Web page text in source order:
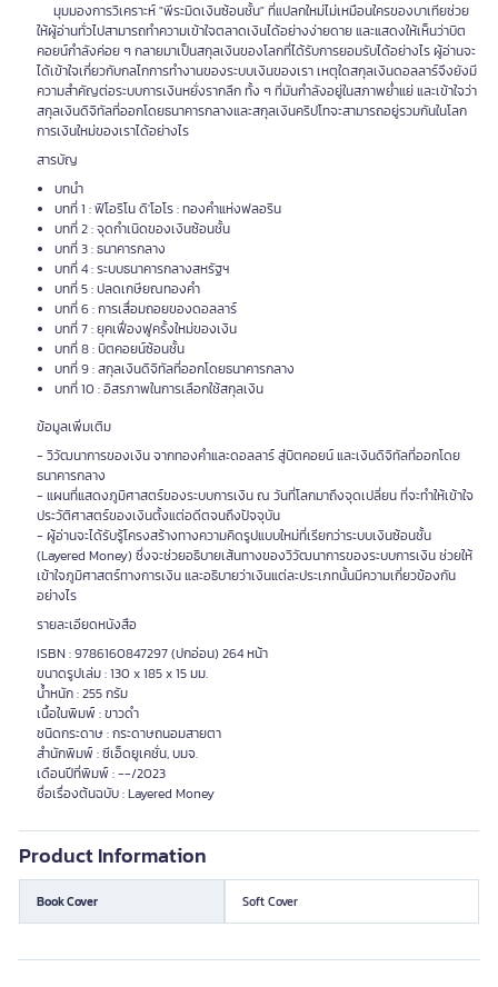
มุมมองการวิเคราะห์ "พีระมิดเงินซ้อนชั้น" ที่แปลกใหม่ไม่เหมือนใครของบาเทียช่วย
ให้ผู้อ่านทั่วไปสามารถทำความเข้าใจตลาดเงินได้อย่างง่ายดาย และแสดงให้เห็นว่าบิต
คอยน์กำลังค่อย ๆ กลายมาเป็นสกุลเงินของโลกที่ได้รับการยอมรับได้อย่างไร ผู้อ่านจะ
ได้เข้าใจเกี่ยวกับกลไกการทำงานของระบบเงินของเรา เหตุใดสกุลเงินดอลลาร์จึงยังมี
ความสำคัญต่อระบบการเงินหยั่งรากลึก ทั้ง ๆ ที่มันกำลังอยู่ในสภาพย่ำแย่ และเข้าใจว่า
สกุลเงินดิจิทัลที่ออกโดยธนาคารกลางและสกุลเงินคริปโทจะสามารถอยู่รวมกันในโลก
การเงินใหม่ของเราได้อย่างไร
สารบัญ
บทนำ
บทที่ 1 : ฟิโอริโน ดิ'โอโร : ทองคำแห่งฟลอริน
บทที่ 2 : จุดกำเนิดของเงินซ้อนชั้น
บทที่ 3 : ธนาคารกลาง
บทที่ 4 : ระบบธนาคารกลางสหรัฐฯ
บทที่ 5 : ปลดเกษียณทองคำ
บทที่ 6 : การเสื่อมถอยของดอลลาร์
บทที่ 7 : ยุคเฟื่องฟูครั้งใหม่ของเงิน
บทที่ 8 : บิตคอยน์ซ้อนชั้น
บทที่ 9 : สกุลเงินดิจิทัลที่ออกโดยธนาคารกลาง
บทที่ 10 : อิสรภาพในการเลือกใช้สกุลเงิน
ข้อมูลเพิ่มเติม
- วิวัฒนาการของเงิน จากทองคำและดอลลาร์ สู่บิตคอยน์ และเงินดิจิทัลที่ออกโดย
ธนาคารกลาง
- แผนที่แสดงภูมิศาสตร์ของระบบการเงิน ณ วันที่โลกมาถึงจุดเปลี่ยน ที่จะทำให้เข้าใจ
ประวัติศาสตร์ของเงินตั้งแต่อดีตจนถึงปัจจุบัน
- ผู้อ่านจะได้รับรู้โครงสร้างทางความคิดรูปแบบใหม่ที่เรียกว่าระบบเงินซ้อนชั้น
(Layered Money) ซึ่งจะช่วยอธิบายเส้นทางของวิวัฒนาการของระบบการเงิน ช่วยให้
เข้าใจภูมิศาสตร์ทางการเงิน และอธิบายว่าเงินแต่ละประเภทนั้นมีความเกี่ยวข้องกัน
อย่างไร
รายละเอียดหนังสือ
ISBN : 9786160847297 (ปกอ่อน) 264 หน้า
ขนาดรูปเล่ม : 130 x 185 x 15 มม.
น้ำหนัก : 255 กรัม
เนื้อในพิมพ์ : ขาวดำ
ชนิดกระดาษ : กระดาษถนอมสายตา
สำนักพิมพ์ : ซีเอ็ดยูเคชั่น, บมจ.
เดือนปีที่พิมพ์ : --/2023
ชื่อเรื่องต้นฉบับ : Layered Money
Product Information
Book Cover Soft Cover